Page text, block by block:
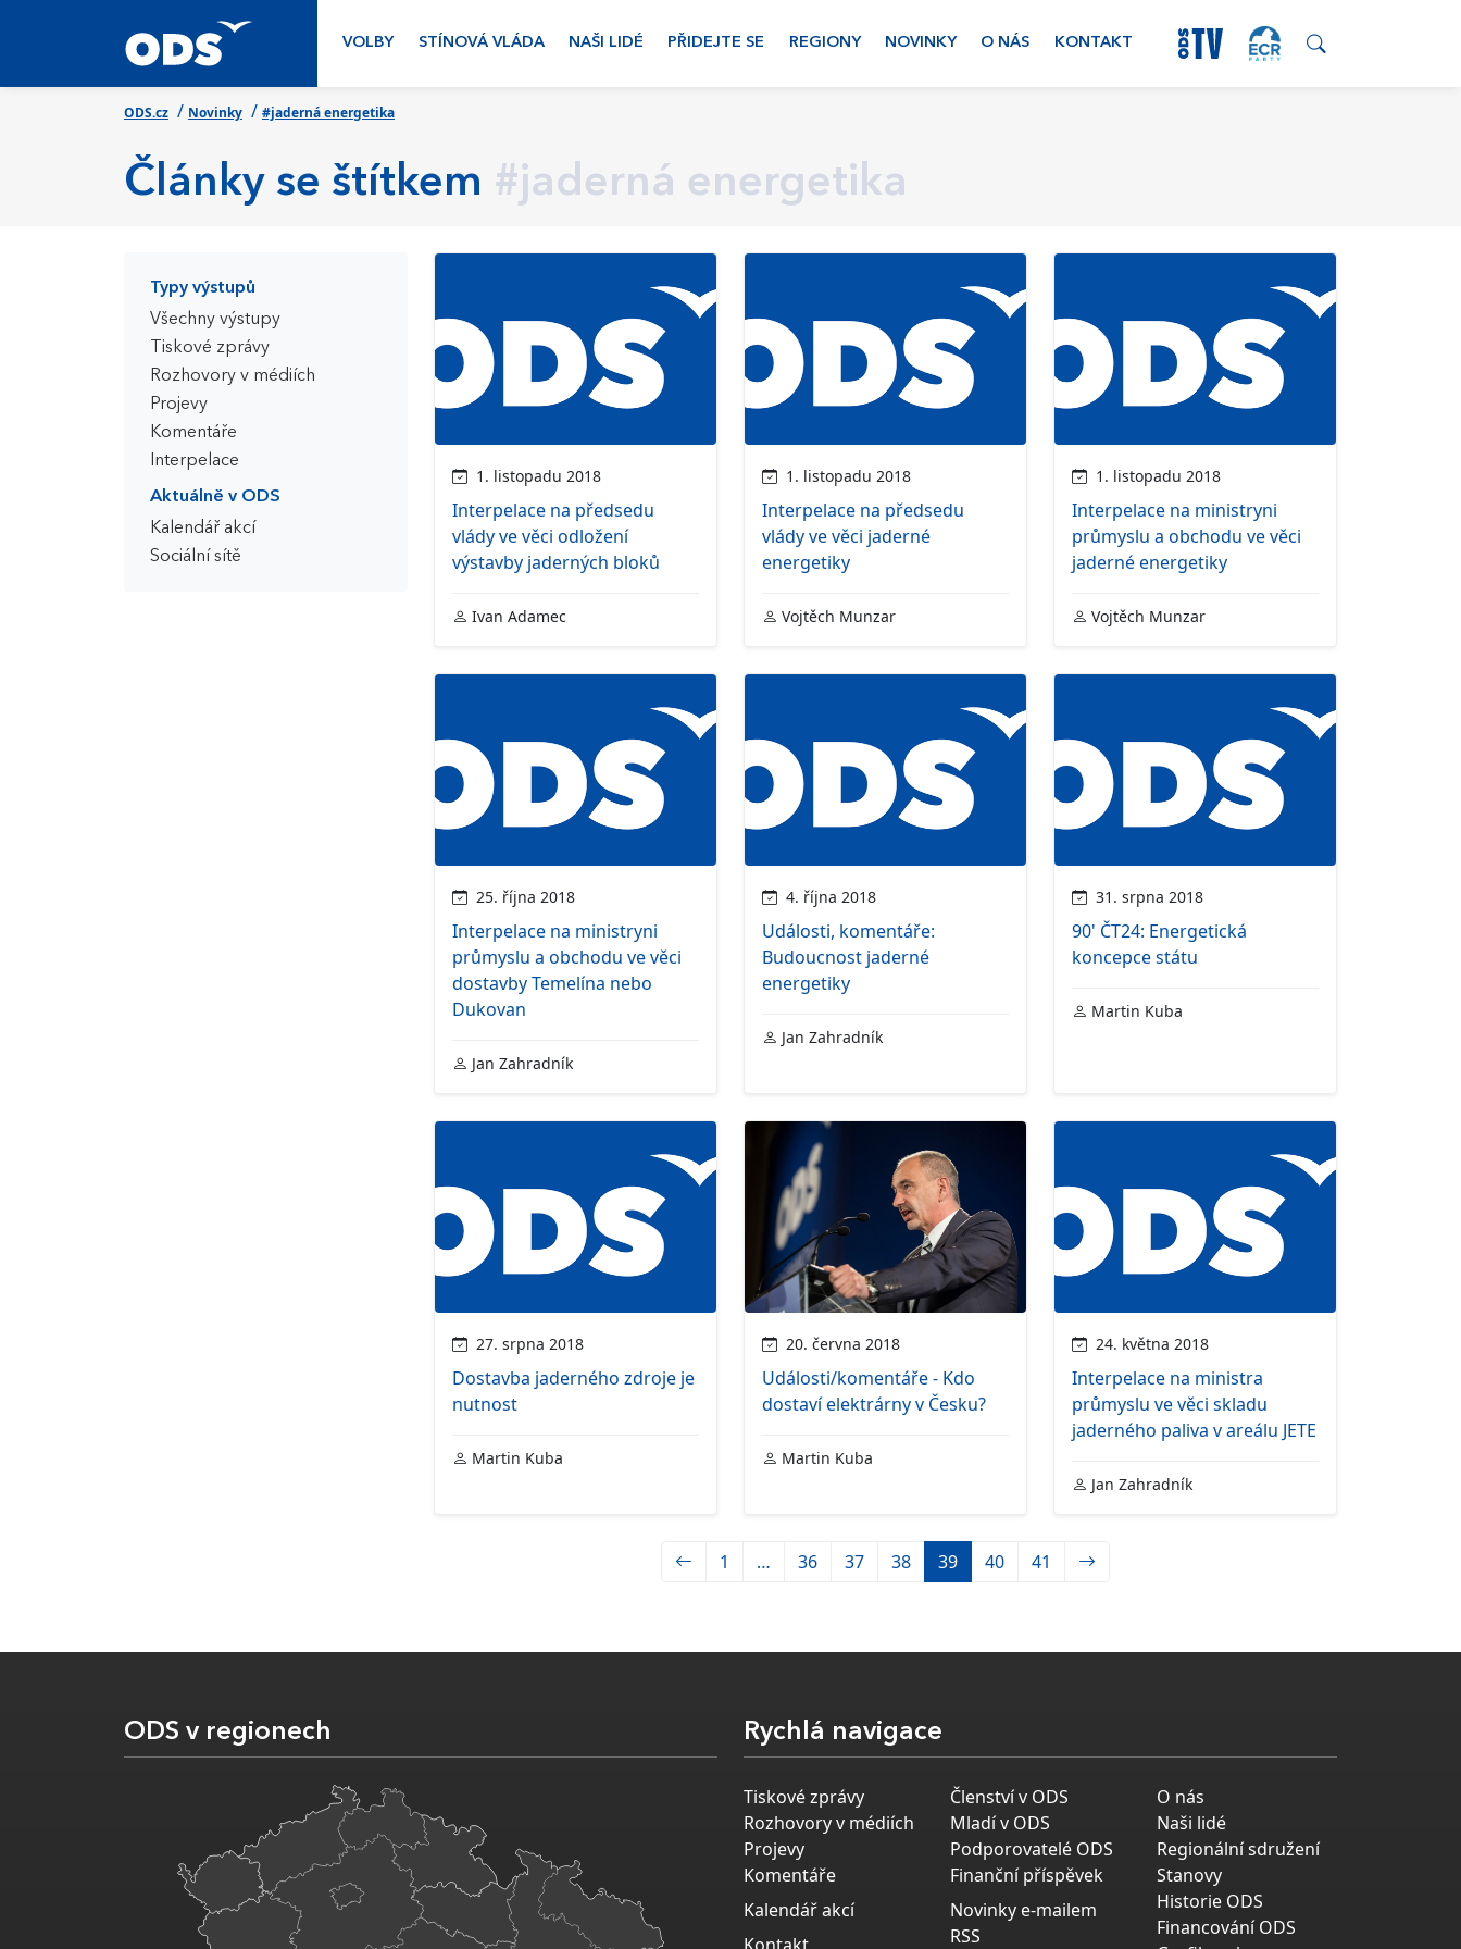
VOLBY STÍNOVÁ VLÁDA NAŠI LIDÉ PŘIDEJTE SE REGIONY NOVINKY O NÁS KONTAKT
ODS.cz / Novinky / #jaderná energetika
Články se štítkem #jaderná energetika
Typy výstupů
Všechny výstupy
Tiskové zprávy
Rozhovory v médiích
Projevy
Komentáře
Interpelace
Aktuálně v ODS
Kalendář akcí
Sociální sítě
1. listopadu 2018
Interpelace na předsedu
vlády ve věci odložení
výstavby jaderných bloků
Ivan Adamec
1. listopadu 2018
Interpelace na předsedu
vlády ve věci jaderné
energetiky
Vojtěch Munzar
1. listopadu 2018
Interpelace na ministryni
průmyslu a obchodu ve věci
jaderné energetiky
Vojtěch Munzar
25. října 2018
Interpelace na ministryni
průmyslu a obchodu ve věci
dostavby Temelína nebo
Dukovan
Jan Zahradník
4. října 2018
Události, komentáře:
Budoucnost jaderné
energetiky
Jan Zahradník
31. srpna 2018
90' ČT24: Energetická
koncepce státu
Martin Kuba
27. srpna 2018
Dostavba jaderného zdroje je
nutnost
Martin Kuba
20. června 2018
Události/komentáře - Kdo
dostaví elektrárny v Česku?
Martin Kuba
24. května 2018
Interpelace na ministra
průmyslu ve věci skladu
jaderného paliva v areálu JETE
Jan Zahradník
1 … 36 37 38 39 40 41
ODS v regionech Rychlá navigace
Tiskové zprávy
Rozhovory v médiích
Projevy
Komentáře
Kalendář akcí
Členství v ODS
Mladí v ODS
Podporovatelé ODS
Finanční příspěvek
Novinky e-mailem
RSS
O nás
Naši lidé
Regionální sdružení
Stanovy
Historie ODS
Financování ODS